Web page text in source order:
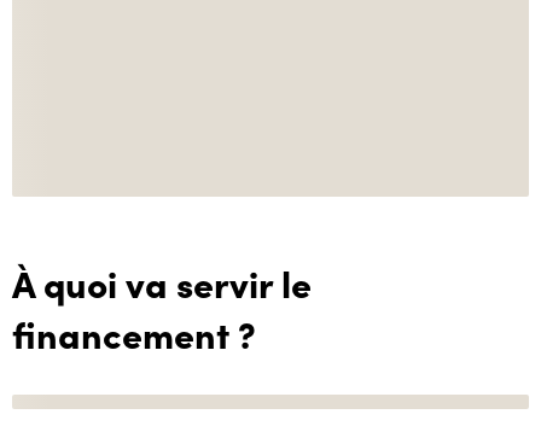
À quoi va servir le
financement ?